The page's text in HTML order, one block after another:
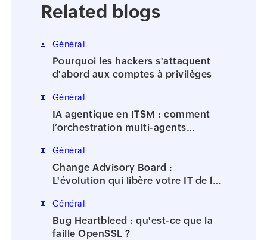
Related blogs
Général
Pourquoi les hackers s'attaquent
d'abord aux comptes à privilèges
Général
IA agentique en ITSM : comment
l’orchestration multi-agents
Général
Change Advisory Board :
L'évolution qui libère votre IT de la
Général
Bug Heartbleed : qu'est-ce que la
faille OpenSSL ?